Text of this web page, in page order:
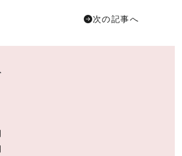
次の記事へ